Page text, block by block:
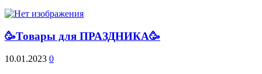
🥳Товары для ПРАЗДНИКА🥳
10.01.2023 0